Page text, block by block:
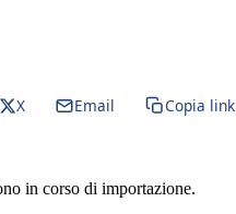
X Email Copia link
in corso di importazione.